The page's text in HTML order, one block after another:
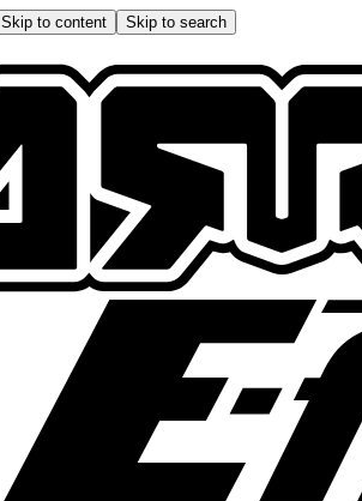
Skip to content Skip to search